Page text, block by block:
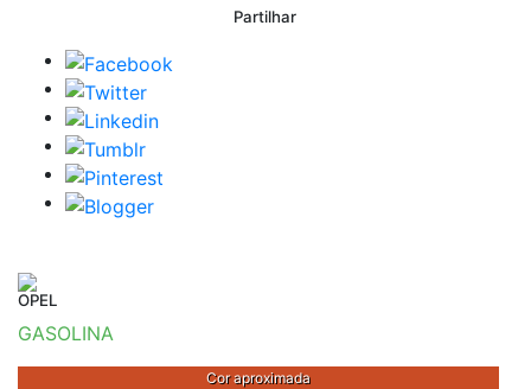
Partilhar
OPEL
GASOLINA
Cor aproximada